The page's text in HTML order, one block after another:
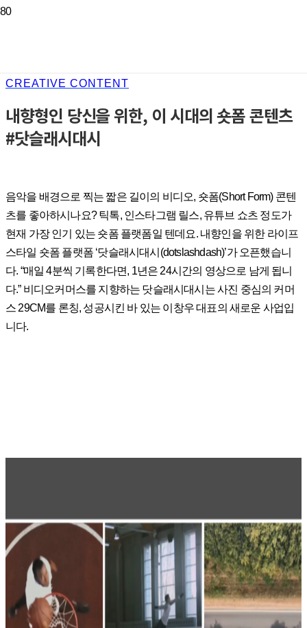
CREATIVE CONTENT
내향형인 당신을 위한, 이 시대의 숏폼 콘텐츠
#닷슬래시대시
음악을 배경으로 찍는 짧은 길이의 비디오, 숏폼(Short Form) 콘텐
츠를 좋아하시나요? 틱톡, 인스타그램 릴스, 유튜브 쇼츠 정도가
현재 가장 인기 있는 숏폼 플랫폼일 텐데요. 내향인을 위한 라이프
스타일 숏폼 플랫폼 ‘닷슬래시대시(dotslashdash)’가 오픈했습니
다. “매일 4분씩 기록한다면, 1년은 24시간의 영상으로 남게 됩니
다.” 비디오커머스를 지향하는 닷슬래시대시는 사진 중심의 커머
스 29CM를 론칭, 성공시킨 바 있는 이창우 대표의 새로운 사업입
니다.